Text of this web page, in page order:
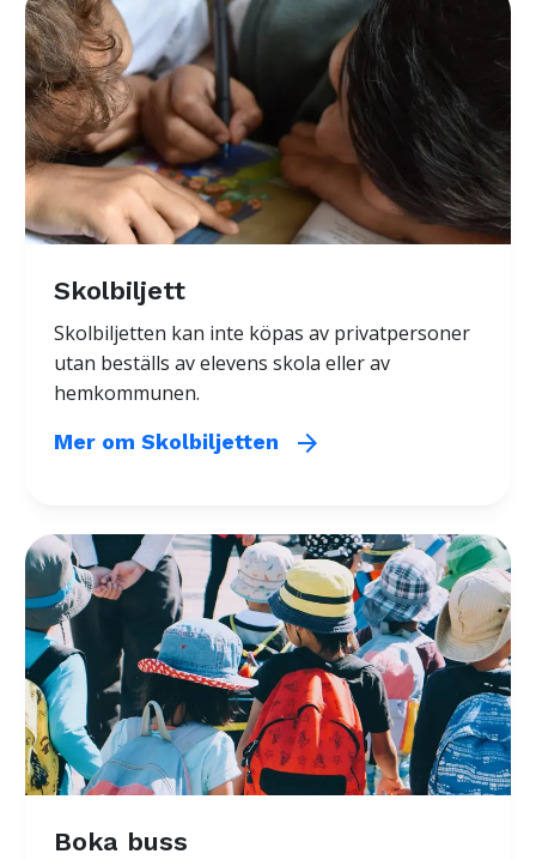
Skolbiljett
Skolbiljetten kan inte köpas av privatpersoner
utan beställs av elevens skola eller av
hemkommunen.
Mer om Skolbiljetten
arrow_forward
Boka buss